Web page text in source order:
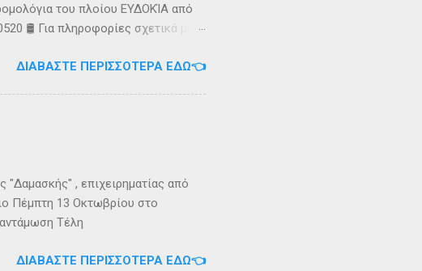
του πλοίου ΕΥΔΟΚΊΑ από
🛢️ Για πληροφορίες σχετικά με
📬Εγγραφείτε στο
ΔΙΑΒΆΣΤΕ ΠΕΡΙΣΣΌΤΕΡΑ ΕΔΏ👈
, επιχειρηματίας από
Πέμπτη 13 Οκτωβρίου στο
Τέλη
ΔΙΑΒΆΣΤΕ ΠΕΡΙΣΣΌΤΕΡΑ ΕΔΏ👈